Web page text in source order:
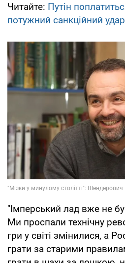
Читайте: Путін
потужний санкційний удар
"Імперський лад вже не
Ми проспали технічну
гри у світі змінилися, а
грати за старими